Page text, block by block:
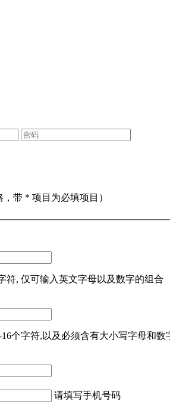
，带 * 项目为必填项目）
符, 仅可输入英文字母以及数字的组合
个字符,以及必须含有大小写字母和数
请填写手机号码